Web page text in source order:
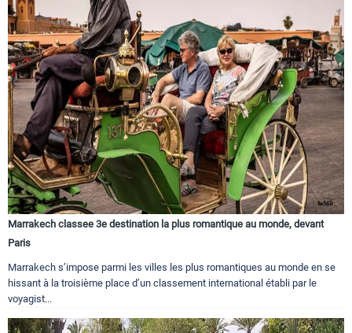
Marrakech classee 3e destination la plus romantique au monde, devant
Paris
Marrakech s’impose parmi les villes les plus romantiques au monde en se
hissant à la troisième place d’un classement international établi par le
voyagist...